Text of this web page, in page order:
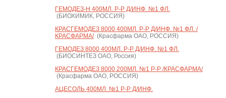
ГЕМОДЕЗ-Н 400МЛ. Р-Р Д/ИНФ. №1 ФЛ.
(БИОХИМИК, РОССИЯ)
КРАСГЕМОДЕЗ 8000 400МЛ. Р-Р Д/ИНФ. №1 ФЛ. /
КРАСФАРМА/(Красфарма ОАО, РОССИЯ)
ГЕМОДЕЗ 8000 400МЛ. Р-Р Д/ИНФ. №1 ФЛ.
(БИОСИНТЕЗ ОАО, Россия)
КРАСГЕМОДЕЗ 8000 200МЛ. №1 Р-Р /КРАСФАРМА/
(Красфарма ОАО, РОССИЯ)
АЦЕСОЛЬ 400МЛ. №1 Р-Р Д/ИНФ.